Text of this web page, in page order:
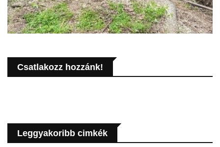
Csatlakozz hozzánk!
Leggyakoribb cimkék